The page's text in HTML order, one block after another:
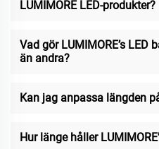
LUMIMORE LED-produkter?
Vad gör LUMIMORE’s LED
än andra?
Kan jag anpassa längden
Hur länge håller